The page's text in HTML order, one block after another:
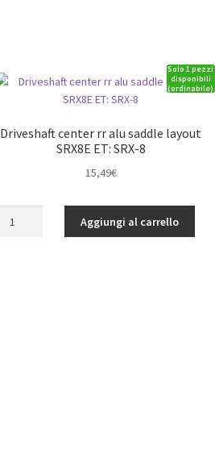
Solo 1 pezzi
disponibili
(ordinabile)
Driveshaft center rr alu saddle layout
SRX8E ET: SRX-8
15,49€
Aggiungi al carrello